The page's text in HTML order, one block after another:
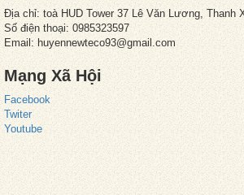
Địa chỉ: toà HUD Tower 37 Lê Văn Lương, Thanh
Số điện thoại: 0985323597
Email: huyennewteco93@gmail.com
Mạng Xã Hội
Facebook
Twiter
Youtube